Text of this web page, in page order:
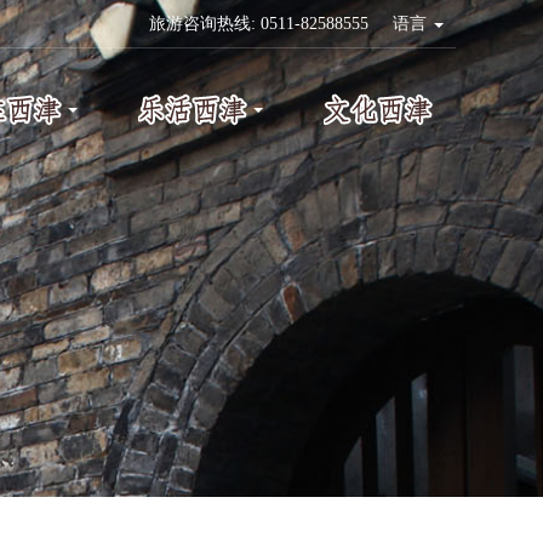
旅游咨询热线: 0511-82588555 语言